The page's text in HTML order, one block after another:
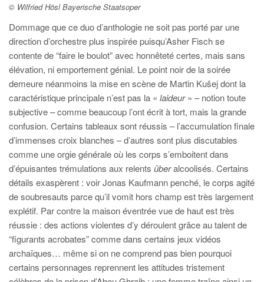
© Wilfried Hösl Bayerische Staatsoper
Dommage que ce duo d’anthologie ne soit pas porté par une
direction d’orchestre plus inspirée puisqu’Asher Fisch se
contente de “faire le boulot” avec honnêteté certes, mais sans
élévation, ni emportement génial. Le point noir de la soirée
demeure néanmoins la mise en scène de Martin Kušej dont la
caractéristique principale n’est pas la « laideur» – notion toute
subjective – comme beaucoup l’ont écrit à tort, mais la grande
confusion. Certains tableaux sont réussis – l’accumulation finale
d’immenses croix blanches – d’autres sont plus discutables
comme une orgie générale où les corps s’emboitent dans
d’épuisantes trémulations aux relents überalcoolisés. Certains
détails exaspèrent : voir Jonas Kaufmann penché, le corps agité
de soubresauts parce qu’il vomit hors champ est très largement
explétif. Par contre la maison éventrée vue de haut est très
réussie : des actions violentes d’y déroulent grâce au talent de
“figurants acrobates” comme dans certains jeux vidéos
archaïques… même si on ne comprend pas bien pourquoi
certains personnages reprennent les attitudes tristement